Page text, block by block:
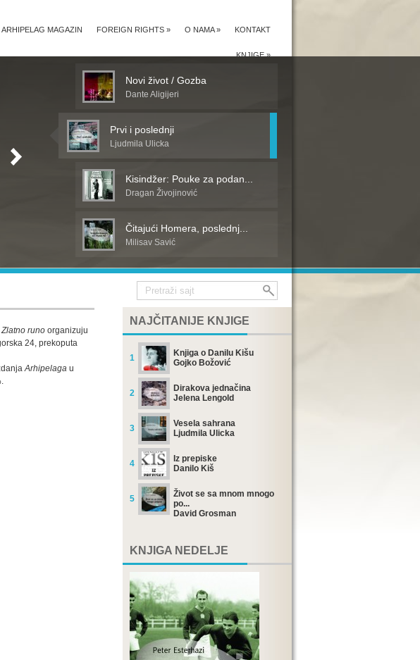
KONTAKT
O NAMA»
FOREIGN RIGHTS »
ARHIPELAG MAGAZIN
KNJIGE»
Novi život / Gozba
Dante Aligijeri
Prvi i poslednji
Ljudmila Ulicka
Kisindžer: Pouke za podan...
Dragan Živojinović
Čitajući Homera, poslednj...
Milisav Savić
Zlatno runo organizuju
24, prekoputa
Arhipelaga u
NAJČITANIJE KNJIGE
1
Knjiga o Danilu Kišu
Gojko Božović
2
Dirakova jednačina
Jelena Lengold
3
Vesela sahrana
Ljudmila Ulicka
4
Iz prepiske
Danilo Kiš
5
Život se sa mnom mnogo
po...
David Grosman
KNJIGA NEDELJE